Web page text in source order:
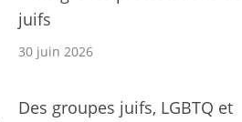
juifs
30 juin 2026
Des groupes juifs, LGBTQ et